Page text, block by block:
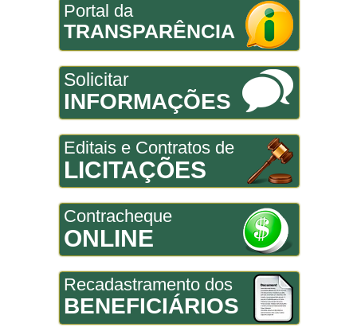
Portal da
TRANSPARÊNCIA
Solicitar
INFORMAÇÕES
Editais e Contratos de
LICITAÇÕES
Contracheque
ONLINE
Recadastramento dos
BENEFICIÁRIOS